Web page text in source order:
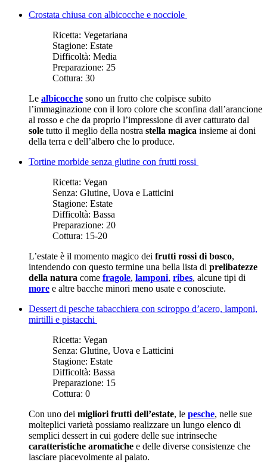
Crostata chiusa con albicocche e nocciole
Ricetta: Vegetariana
Stagione: Estate
Difficoltà: Media
Preparazione: 25
Cottura: 30
Le albicocche sono un frutto che colpisce subito
l’immaginazione con il loro colore che sconfina dall’arancione
al rosso e che da proprio l’impressione di aver catturato dal
sole tutto il meglio della nostra stella magica insieme ai doni
della terra e dell’albero che lo produce.
Tortine morbide senza glutine con frutti rossi
Ricetta: Vegan
Senza: Glutine, Uova e Latticini
Stagione: Estate
Difficoltà: Bassa
Preparazione: 20
Cottura: 15-20
L’estate è il momento magico dei frutti rossi di bosco,
intendendo con questo termine una bella lista di prelibatezze
della natura come fragole, lamponi, ribes, alcune tipi di
more e altre bacche minori meno usate e conosciute.
Dessert di pesche tabacchiera con sciroppo d’acero, lamponi,
mirtilli e pistacchi
Ricetta: Vegan
Senza: Glutine, Uova e Latticini
Stagione: Estate
Difficoltà: Bassa
Preparazione: 15
Cottura: 0
Con uno dei migliori frutti dell’estate, le pesche, nelle sue
molteplici varietà possiamo realizzare un lungo elenco di
semplici dessert in cui godere delle sue intrinseche
caratteristiche aromatiche e delle diverse consistenze che
lasciare piacevolmente al palato.